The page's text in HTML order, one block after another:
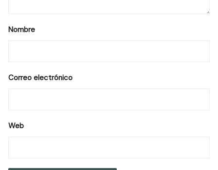
Nombre
Correo electrónico
Web